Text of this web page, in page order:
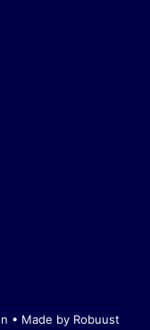
• Made by Robuust